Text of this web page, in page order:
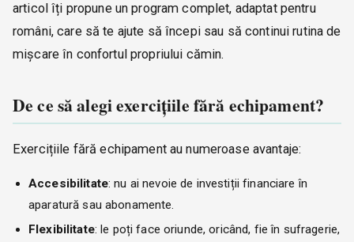
articol îți propune un program complet, adaptat pentru
români, care să te ajute să începi sau să continui rutina de
mișcare în confortul propriului cămin.
De ce să alegi exercițiile fără echipament?
Exercițiile fără echipament au numeroase avantaje:
Accesibilitate: nu ai nevoie de investiții financiare în
aparatură sau abonamente.
Flexibilitate: le poți face oriunde, oricând, fie în sufragerie,